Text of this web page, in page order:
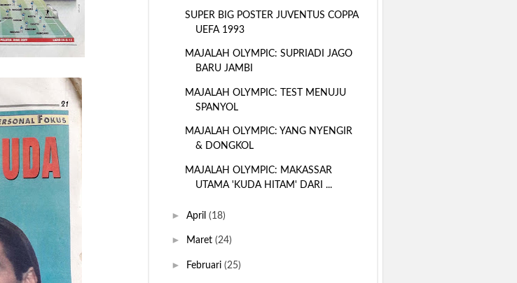
SUPER BIG POSTER JUVENTUS COPPA
UEFA 1993
MAJALAH OLYMPIC: SUPRIADI JAGO
BARU JAMBI
MAJALAH OLYMPIC: TEST MENUJU
SPANYOL
MAJALAH OLYMPIC: YANG NYENGIR
& DONGKOL
MAJALAH OLYMPIC: MAKASSAR
UTAMA 'KUDA HITAM' DARI ...
► April (18)
► Maret (24)
► Februari (25)